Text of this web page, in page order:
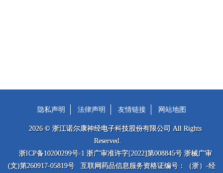
隐私声明 法律声明 友情链接 网站地图
2026 © 浙江诺尔康神经电子科技股份有限公司 All Rights
Reserved.
浙ICP备10200299号-1 浙广审准许字[2022]第008845号 浙械广审
(文)第260917-05819号 互联网药品信息服务资格证编号：（浙）-经